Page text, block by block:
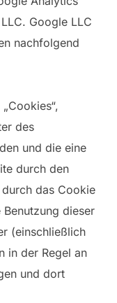
Google LLC
nachfolgend
des
und die eine
durch den
das Cookie
dieser
(einschließlich
in der Regel an
und dort